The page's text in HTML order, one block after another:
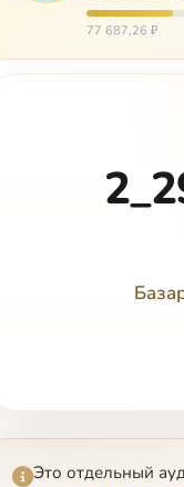
них покуп…
77 687,26 ₽
Это отдельный